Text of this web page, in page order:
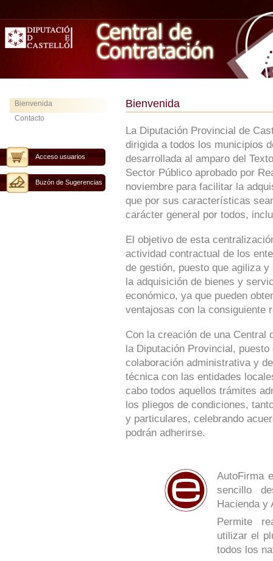
Bienvenida
Contacto
Acceso usuarios
Buzón de Sugerencias
Bienvenida
La Diputación Provincial de
dirigida a todos los municipios
desarrollada al amparo del
Sector Público aprobado por
noviembre para facilitar la
que por sus características
carácter general por todos,
El objetivo de esta
actividad contractual de los
de gestión, puesto que agiliza
la adquisición de bienes y
económico, ya que pueden
ventajosas con la consiguiente
Con la creación de una Central
la Diputación Provincial,
colaboración administrativa y
técnica con las entidades
cabo todos aquellos trámites
los pliegos de condiciones,
y particulares, celebrando
podrán adherirse.
AutoFirma
sencillo
Hacienda y
Permite
utilizar el
todos los